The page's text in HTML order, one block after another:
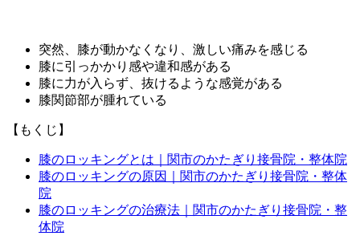
突然、膝が動かなくなり、激しい痛みを感じる
膝に引っかかり感や違和感がある
膝に力が入らず、抜けるような感覚がある
膝関節部が腫れている
【もくじ】
膝のロッキングとは｜関市のかたぎり接骨院・整体院
膝のロッキングの原因｜関市のかたぎり接骨院・整体
院
膝のロッキングの治療法｜関市のかたぎり接骨院・整
体院